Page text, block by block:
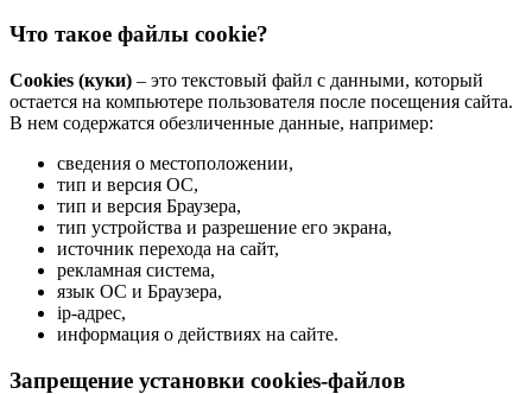
Что такое файлы cookie?
Cookies (куки) – это текстовый файл с данными, который
остается на компьютере пользователя после посещения сайта.
В нем содержатся обезличенные данные, например:
сведения о местоположении,
тип и версия ОС,
тип и версия Браузера,
тип устройства и разрешение его экрана,
источник перехода на сайт,
рекламная система,
язык ОС и Браузера,
ip-адрес,
информация о действиях на сайте.
Запрещение установки cookies-файлов